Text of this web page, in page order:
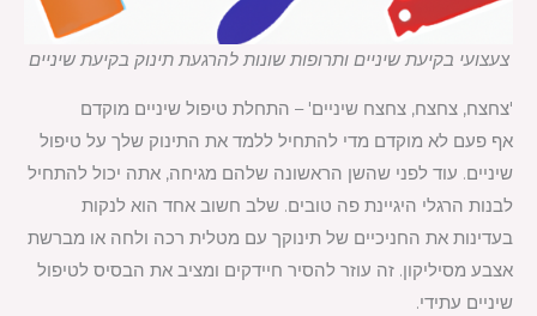
צעצועי בקיעת שיניים ותרופות שונות להרגעת תינוק בקיעת שיניים
'צחצח, צחצח, צחצח שיניים' – התחלת טיפול שיניים מוקדם
אף פעם לא מוקדם מדי להתחיל ללמד את התינוק שלך על טיפול
שיניים. עוד לפני שהשן הראשונה שלהם מגיחה, אתה יכול להתחיל
לבנות הרגלי היגיינת פה טובים. שלב חשוב אחד הוא לנקות
בעדינות את החניכיים של תינוקך עם מטלית רכה ולחה או מברשת
אצבע מסיליקון. זה עוזר להסיר חיידקים ומציב את הבסיס לטיפול
שיניים עתידי.